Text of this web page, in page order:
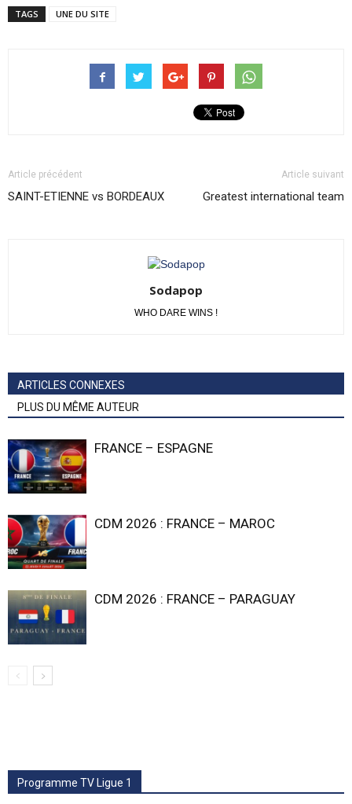
TAGS UNE DU SITE
Article précédent
SAINT-ETIENNE vs BORDEAUX
Article suivant
Greatest international team
Sodapop
WHO DARE WINS !
ARTICLES CONNEXES
PLUS DU MÊME AUTEUR
FRANCE – ESPAGNE
CDM 2026 : FRANCE – MAROC
CDM 2026 : FRANCE – PARAGUAY
Programme TV Ligue 1